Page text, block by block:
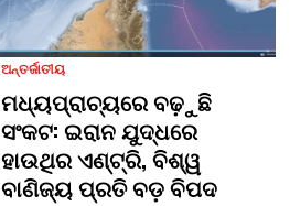
ଅନ୍ତର୍ଜାତୀୟ
ମଧ୍ୟପ୍ରାଚ୍ୟରେ ବଢ଼ୁଛି
ସଂକଟ: ଇରାନ ଯୁଦ୍ଧରେ
ହାଉଥିର ଏଣ୍ଟ୍ରି, ବିଶ୍ୱ
ବାଣିଜ୍ୟ ପ୍ରତି ବଡ଼ ବିପଦ